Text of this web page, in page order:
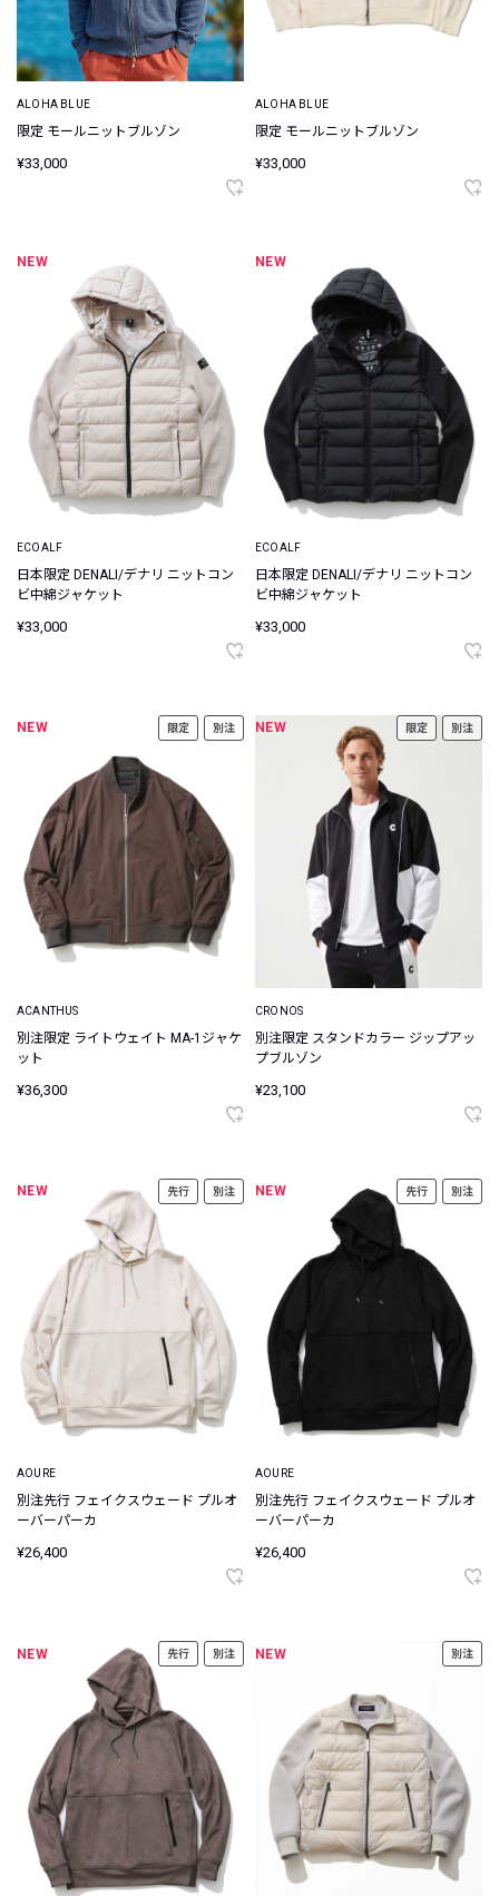
ALOHA BLUE
限定 モールニットブルゾン
¥33,000
ALOHA BLUE
限定 モールニットブルゾン
¥33,000
NEW
ECOALF
日本限定 DENALI/デナリ ニットコン
ビ中綿ジャケット
¥33,000
NEW
ECOALF
日本限定 DENALI/デナリ ニットコン
ビ中綿ジャケット
¥33,000
NEW 限定 別注
ACANTHUS
別注限定 ライトウェイト MA-1ジャケ
ット
¥36,300
NEW 限定 別注
CRONOS
別注限定 スタンドカラー ジップアッ
プブルゾン
¥23,100
NEW 先行 別注
AOURE
別注先行 フェイクスウェード プルオ
ーバーパーカ
¥26,400
NEW 先行 別注
AOURE
別注先行 フェイクスウェード プルオ
ーバーパーカ
¥26,400
NEW 先行 別注 NEW 別注